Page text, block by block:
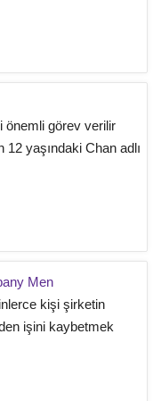
önemli görev verilir
12 yaşındaki Chan adlı
Men
kişi şirketin
işini kaybetmek